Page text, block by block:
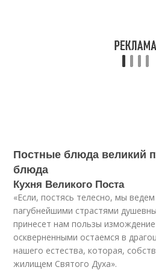
Постные блюда великий
блюда
Кухня Великого Поста
«Если, постясь телесно, мы
пагубнейшими страстями
принесет нам пользы
оскверненными остаемся в
нашего естества, которая,
жилищем Святого Духа».